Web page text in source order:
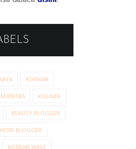
KDRAMA
KULINER
BEAUTY BLOGGER
BLOGGER
KOREAN WAVE